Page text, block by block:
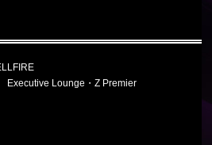
Executive Lounge・Z Premier